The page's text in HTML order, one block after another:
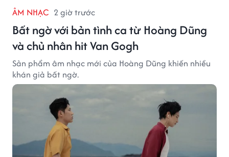
ÂM NHẠC 2 giờ trước
Bất ngờ với bản tình ca từ Hoàng Dũng
và chủ nhân hit Van Gogh
Sản phẩm âm nhạc mới của Hoàng Dũng khiến nhiều
khán giả bất ngờ.